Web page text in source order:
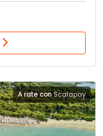
A rate conScalapay